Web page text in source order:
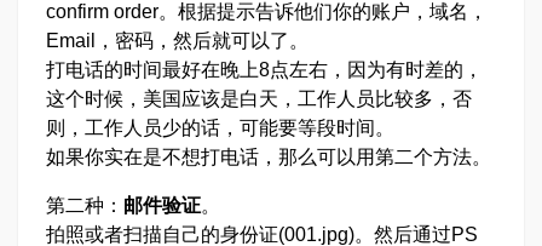
confirm order。根据提示告诉他们你的账户，域名，
Email，密码，然后就可以了。
打电话的时间最好在晚上8点左右，因为有时差的，
这个时候，美国应该是白天，工作人员比较多，否
则，工作人员少的话，可能要等段时间。
如果你实在是不想打电话，那么可以用第二个方法。
第二种： 邮件验证。
拍照或者扫描自己的身份证(001.jpg)。然后通过PS